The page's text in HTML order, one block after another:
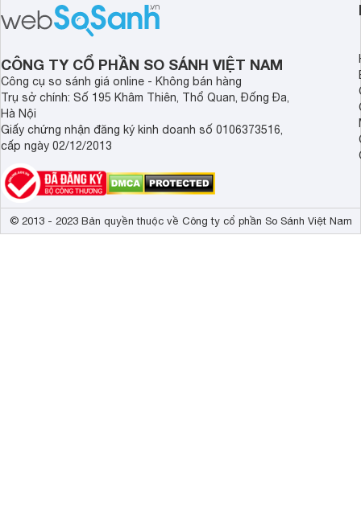
CÔNG TY CỔ PHẦN SO SÁNH VIỆT NAM
Công cụ so sánh giá online - Không bán hàng
Trụ sở chính: Số 195 Khâm Thiên, Thổ Quan, Đống Đa,
Hà Nội
Giấy chứng nhận đăng ký kinh doanh số 0106373516,
cấp ngày 02/12/2013
© 2013 - 2023 Bản quyền thuộc về Công ty cổ phần So Sánh Việt Nam